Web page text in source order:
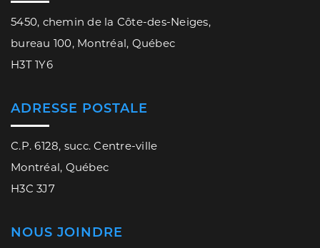
5450, chemin de la Côte-des-Neiges,
bureau 100, Montréal, Québec
H3T 1Y6
ADRESSE POSTALE
C.P. 6128, succ. Centre-ville
Montréal, Québec
H3C 3J7
NOUS JOINDRE